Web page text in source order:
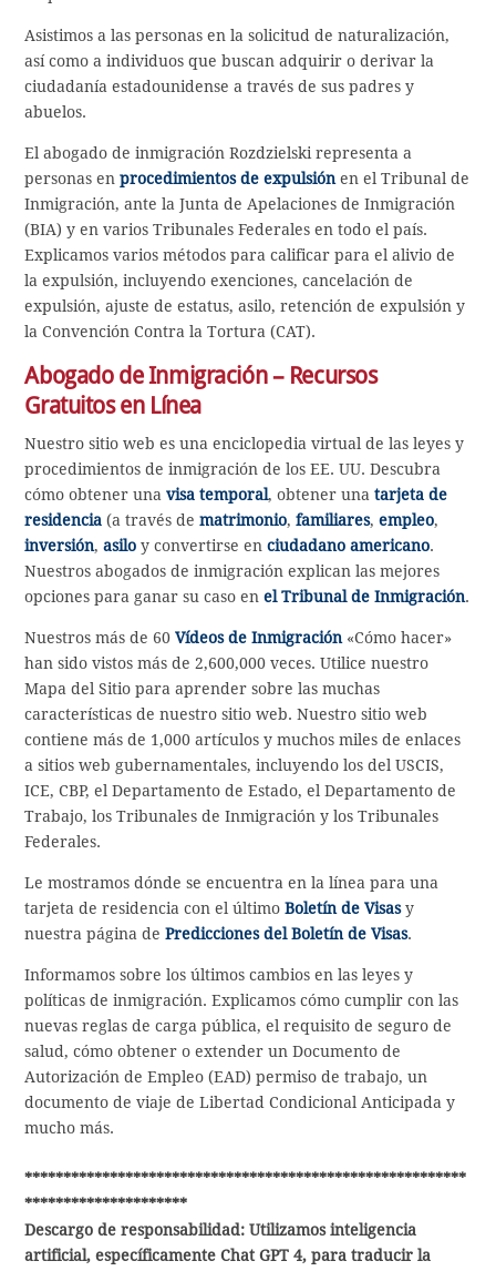
Asistimos a las personas en la solicitud de naturalización,
así como a individuos que buscan adquirir o derivar la
ciudadanía estadounidense a través de sus padres y
abuelos.
El abogado de inmigración Rozdzielski representa a
personas enprocedimientos de expulsión en el Tribunal de
Inmigración, ante la Junta de Apelaciones de Inmigración
(BIA) y en varios Tribunales Federales en todo el país.
Explicamos varios métodos para calificar para el alivio de
la expulsión, incluyendo exenciones, cancelación de
expulsión, ajuste de estatus, asilo, retención de expulsión y
la Convención Contra la Tortura (CAT).
Abogado de Inmigración – Recursos
Gratuitos en Línea
Nuestro sitio web es una enciclopedia virtual de las leyes y
procedimientos de inmigración de los EE. UU. Descubra
cómo obtener unavisa temporal, obtener unatarjeta de
residencia (a través dematrimonio,familiares,empleo,
inversión,asilo y convertirse enciudadano americano.
Nuestros abogados de inmigración explican las mejores
opciones para ganar su caso enel Tribunal de Inmigración.
Nuestros más de 60Vídeos de Inmigración «Cómo hacer»
han sido vistos más de 2,600,000 veces. Utilice nuestro
Mapa del Sitio para aprender sobre las muchas
características de nuestro sitio web. Nuestro sitio web
contiene más de 1,000 artículos y muchos miles de enlaces
a sitios web gubernamentales, incluyendo los del USCIS,
ICE, CBP, el Departamento de Estado, el Departamento de
Trabajo, los Tribunales de Inmigración y los Tribunales
Federales.
Le mostramos dónde se encuentra en la línea para una
tarjeta de residencia con el últimoBoletín de Visasy
nuestra página dePredicciones del Boletín de Visas.
Informamos sobre los últimos cambios en las leyes y
políticas de inmigración. Explicamos cómo cumplir con las
nuevas reglas de carga pública, el requisito de seguro de
salud, cómo obtener o extender un Documento de
Autorización de Empleo (EAD) permiso de trabajo, un
documento de viaje de Libertad Condicional Anticipada y
mucho más.
*********************************************************
*********************
Descargo de responsabilidad: Utilizamos inteligencia
artificial, específicamente Chat GPT 4, para traducir la